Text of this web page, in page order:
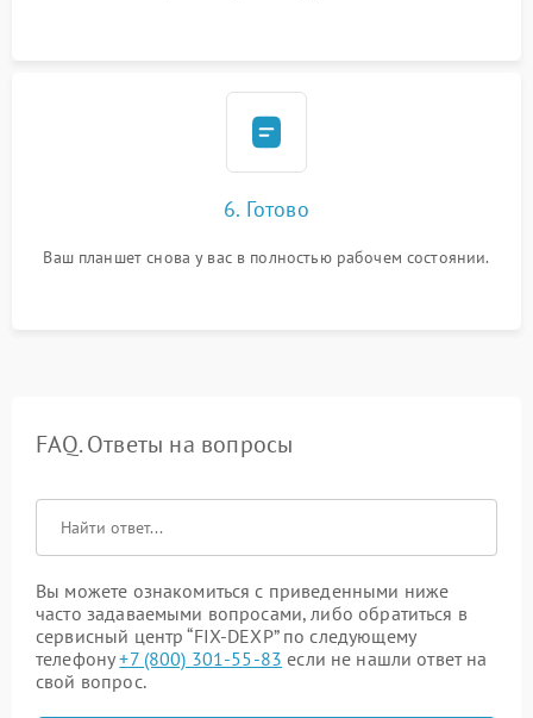
6. Готово
Ваш планшет снова у вас в полностью рабочем состоянии.
FAQ. Ответы на вопросы
Вы можете ознакомиться с приведенными ниже
часто задаваемыми вопросами, либо обратиться в
сервисный центр “FIX-DEXP” по следующему
телефону+7 (800) 301-55-83 если не нашли ответ на
свой вопрос.